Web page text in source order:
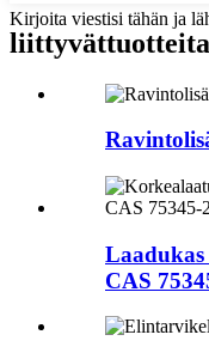
Kirjoita viestisi tähän ja
liittyvättuotteita
CAS